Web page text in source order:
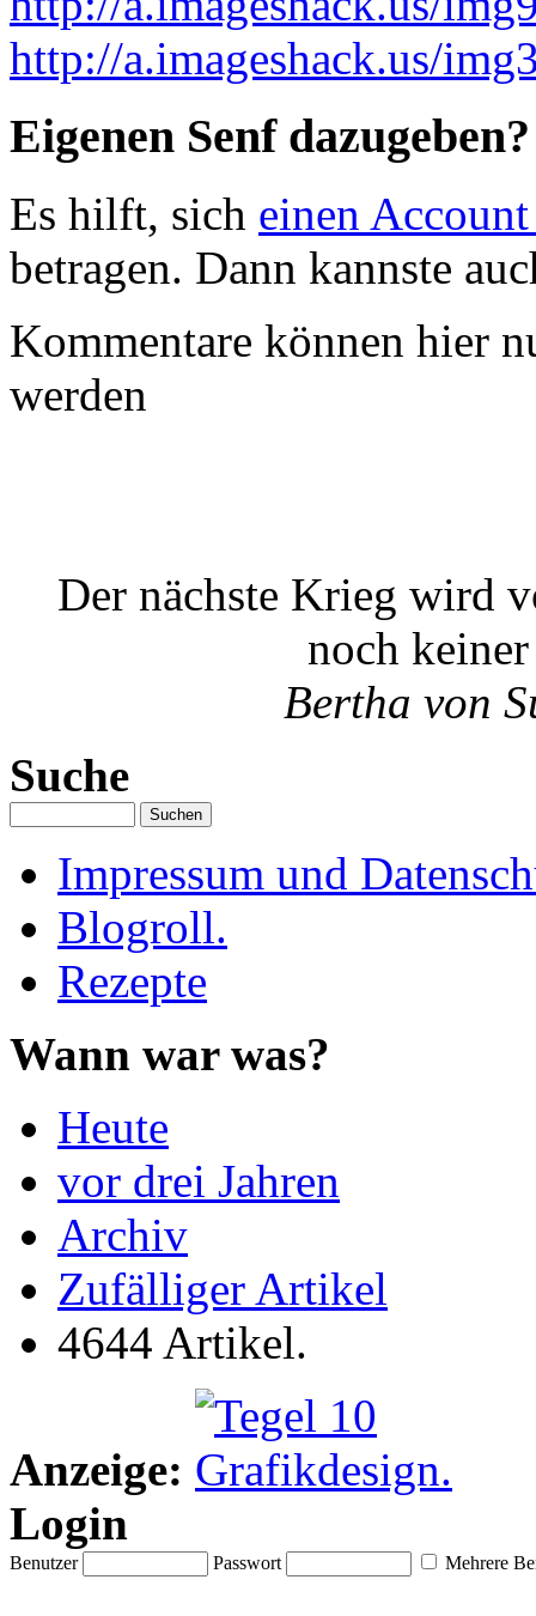
http://a.imageshack.us/
Eigenen Senf dazugeben?
Es hilft, sich einen
betragen. Dann kannste
Kommentare können hier
werden
Der nächste Krieg wird
noch
Bertha von
Suche
Impressum und
Blogroll.
Rezepte
Wann war was?
Heute
vor drei Jahren
Archiv
Zufälliger Artikel
4644 Artikel.
Anzeige:
Login
Benutzer Passwort Mehrere